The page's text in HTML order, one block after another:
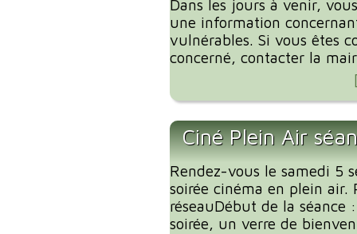
Dans les jours à venir,
une information
vulnérables. Si vous êtes
concerné, contacter la
Ciné Plein Air
Rendez-vous le samedi 5
soirée cinéma en plein
réseauDébut de la
soirée, un verre de